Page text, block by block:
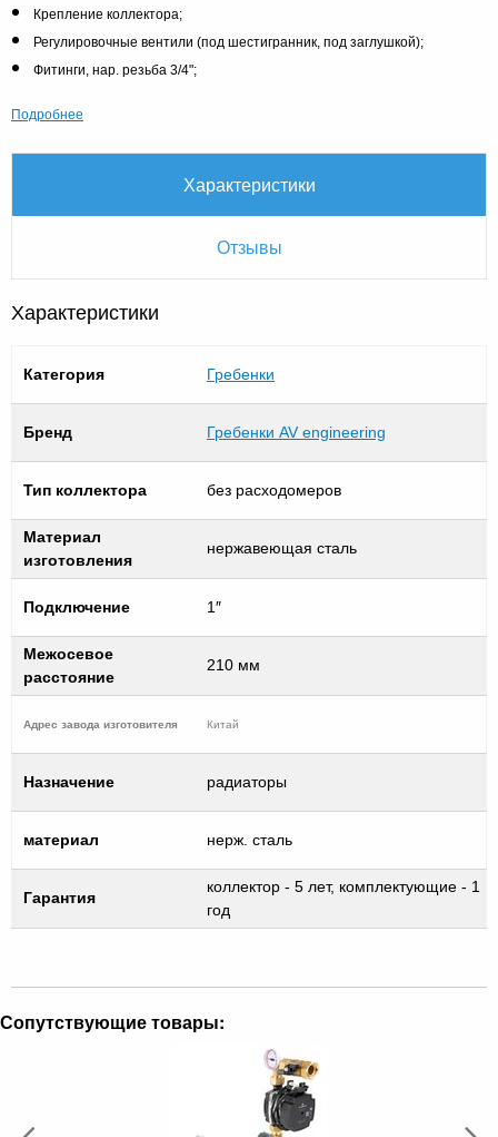
Крепление коллектора;
Регулировочные вентили (под шестигранник, под заглушкой);
Фитинги, нар. резьба 3/4";
Подробнее
Характеристики
Отзывы
Характеристики
Категория Гребенки
Бренд Гребенки AV engineering
Тип коллектора без расходомеров
Материал
изготовления
нержавеющая сталь
Подключение 1″
Межосевое
расстояние
210 мм
Адрес завода изготовителя Китай
Назначение радиаторы
материал нерж. сталь
Гарантия
коллектор - 5 лет, комплектующие - 1
год
Сопутствующие товары: